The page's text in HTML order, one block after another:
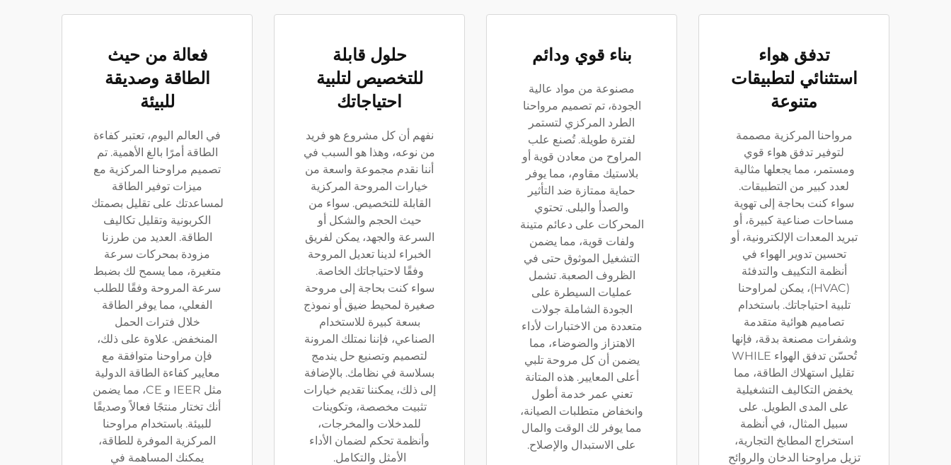
تدفق هواء
استثنائي لتطبيقات
متنوعة
مرواحنا المركزية مصممة
لتوفير تدفق هواء قوي
ومستمر، مما يجعلها مثالية
لعدد كبير من التطبيقات.
سواء كنت بحاجة إلى تهوية
مساحات صناعية كبيرة، أو
تبريد المعدات الإلكترونية، أو
تحسين تدوير الهواء في
أنظمة التكييف والتدفئة
(HVAC)، يمكن لمراوحنا
تلبية احتياجاتك. باستخدام
تصاميم هوائية متقدمة
وشفرات مصنعة بدقة، فإنها
تُحسّن تدفق الهواء WHILE
تقليل استهلاك الطاقة، مما
يخفض التكاليف التشغيلية
على المدى الطويل. على
سبيل المثال، في أنظمة
استخراج المطابخ التجارية،
تزيل مراوحنا الدخان والروائح
بناء قوي ودائم
مصنوعة من مواد عالية
الجودة، تم تصميم مرواحنا
الطرد المركزي لتستمر
لفترة طويلة. تُصنع علب
المراوح من معادن قوية أو
بلاستيك مقاوم، مما يوفر
حماية ممتازة ضد التأثير
والصدأ والبلى. تحتوي
المحركات على دعائم متينة
ولفات قوية، مما يضمن
التشغيل الموثوق حتى في
الظروف الصعبة. تشمل
عمليات السيطرة على
الجودة الشاملة جولات
متعددة من الاختبارات لأداء
الاهتزاز والضوضاء، مما
يضمن أن كل مروحة تلبي
أعلى المعايير. هذه المتانة
تعني عمر خدمة أطول
وانخفاض متطلبات الصيانة،
مما يوفر لك الوقت والمال
على الاستبدال والإصلاح.
حلول قابلة
للتخصيص لتلبية
احتياجاتك
نفهم أن كل مشروع هو فريد
من نوعه، وهذا هو السبب في
أننا نقدم مجموعة واسعة من
خيارات المروحة المركزية
القابلة للتخصيص. سواء من
حيث الحجم والشكل أو
السرعة والجهد، يمكن لفريق
الخبراء لدينا تعديل المروحة
وفقًا لاحتياجاتك الخاصة.
سواء كنت بحاجة إلى مروحة
صغيرة لمحيط ضيق أو نموذج
بسعة كبيرة للاستخدام
الصناعي، فإننا نمتلك المرونة
لتصميم وتصنيع حل يندمج
بسلاسة في نظامك. بالإضافة
إلى ذلك، يمكننا تقديم خيارات
تثبيت مخصصة، وتكوينات
للمدخلات والمخرجات،
وأنظمة تحكم لضمان الأداء
الأمثل والتكامل.
فعالة من حيث
الطاقة وصديقة
للبيئة
في العالم اليوم، تعتبر كفاءة
الطاقة أمرًا بالغ الأهمية. تم
تصميم مراوحنا المركزية مع
ميزات توفير الطاقة
لمساعدتك على تقليل بصمتك
الكربونية وتقليل تكاليف
الطاقة. العديد من طرزنا
مزودة بمحركات سرعة
متغيرة، مما يسمح لك بضبط
سرعة المروحة وفقًا للطلب
الفعلي، مما يوفر الطاقة
خلال فترات الحمل
المنخفض. علاوة على ذلك،
فإن مراوحنا متوافقة مع
معايير كفاءة الطاقة الدولية
مثل IEER و CE، مما يضمن
أنك تختار منتجًا فعالاً وصديقًا
للبيئة. باستخدام مراوحنا
المركزية الموفرة للطاقة،
يمكنك المساهمة في